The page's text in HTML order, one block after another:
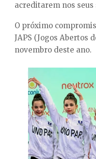
acreditarem nos seus
O próximo
JAPS (Jogos Abertos
novembro deste ano.